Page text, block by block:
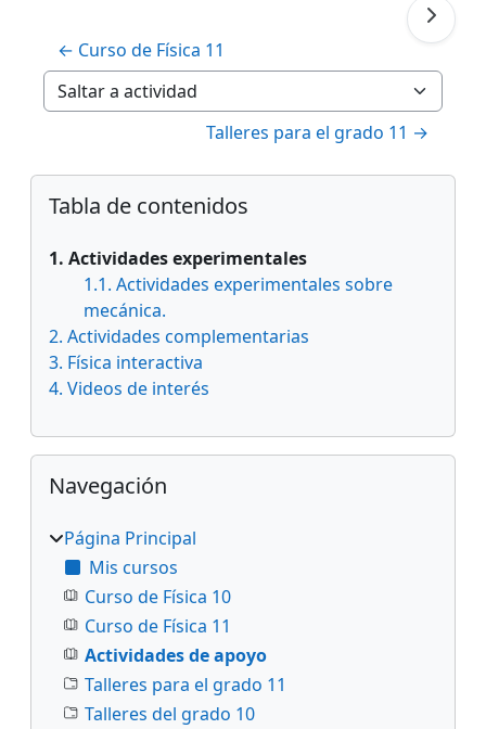
← Curso de Física 11
Saltar a actividad
Talleres para el grado 11 →
Bloques
Salta Tabla de contenidos
Tabla de contenidos
1. Actividades experimentales
1.1. Actividades experimentales sobre
mecánica.
2. Actividades complementarias
3. Física interactiva
4. Videos de interés
Salta Navegación
Navegación
Página Principal
Mis cursos
Curso de Física 10
Curso de Física 11
Actividades de apoyo
Talleres para el grado 11
Talleres del grado 10